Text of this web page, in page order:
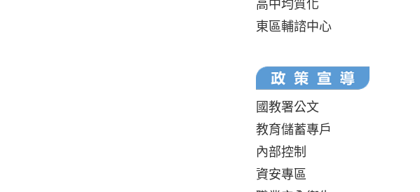
東區輔諮中心
國教署公文
教育儲蓄專戶
內部控制
資安專區